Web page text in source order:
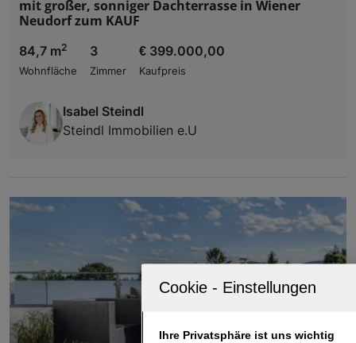
mit großer, sonniger Dachterrasse in Wiener
Neudorf zum KAUF
84,7 m2
Wohnfläche
3
Zimmer
€ 399.000,00
Kaufpreis
Isabel Steindl
Steindl Immobilien e.U
Ihre Privatsphäre ist uns wichtig